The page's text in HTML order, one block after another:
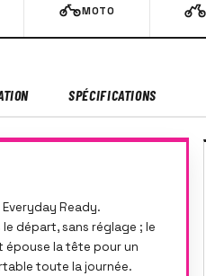
MOTO
SPÉCIFICATIONS
Ready.
départ, sans réglage ; le
épouse la tête pour un
toute la journée.